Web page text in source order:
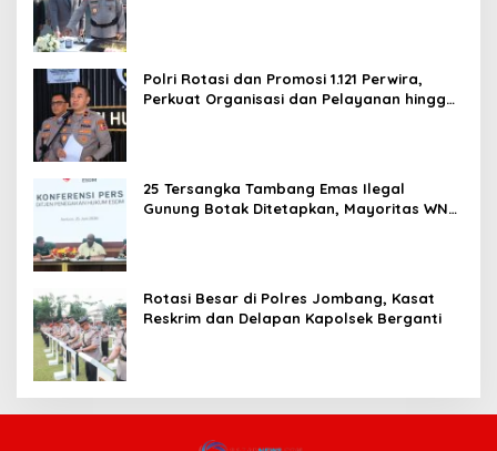
Polri Rotasi dan Promosi 1.121 Perwira,
Perkuat Organisasi dan Pelayanan hingga
25 Tersangka Tambang Emas Ilegal
Gunung Botak Ditetapkan, Mayoritas WN
Rotasi Besar di Polres Jombang, Kasat
Reskrim dan Delapan Kapolsek Berganti